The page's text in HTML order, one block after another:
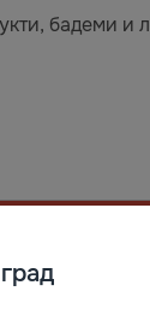
бадеми и
на